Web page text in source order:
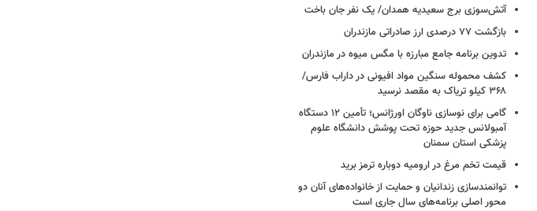
آتش‌سوزی برج سعیدیه همدان/ یک نفر جان باخت
بازگشت ۷۷ درصدی ارز صادراتی مازندران
تدوین برنامه جامع مبارزه با مگس میوه در مازندران
کشف محموله سنگین مواد افیونی در داراب فارس/
۳۶۸ کیلو تریاک به مقصد نرسید
گامی برای نوسازی ناوگان اورژانس؛ تأمین ۱۲ دستگاه
آمبولانس جدید حوزه تحت پوشش دانشگاه علوم
پزشکی استان سمنان
قیمت تخم مرغ در ارومیه دوباره ترمز برید
توانمندسازی زندانیان و حمایت از خانواده‌های آنان دو
محور اصلی برنامه‌های سال جاری است